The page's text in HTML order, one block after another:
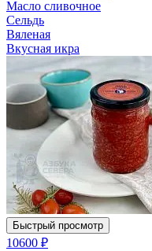
Масло сливочное
Сельдь
Вяленая
Вкусная икра
Быстрый просмотр
10600 ₽